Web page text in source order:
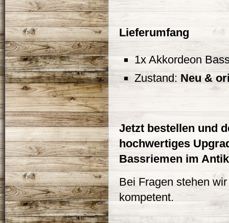
Lieferumfang
1x Akkordeon
Zustand: Neu &
Jetzt bestellen und
hochwertiges
Bassriemen im
Bei Fragen stehen
kompetent.